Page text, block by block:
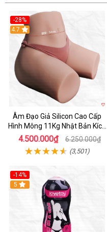
-28%
4.7
Âm Đạo Giả Silicon Cao Cấp
Hình Mông 11Kg Nhật Bản Kích
Thước Như Thật
4.500.000₫ 6.250.000₫
(3,501)
-14%
Hot
5